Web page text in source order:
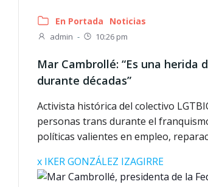
En Portada Noticias
admin - 10:26 pm
Mar Cambrollé: “Es una
durante décadas”
Activista histórica del colectivo
personas trans durante el
políticas valientes en empleo,
x IKER GONZÁLEZ IZAGIRRE